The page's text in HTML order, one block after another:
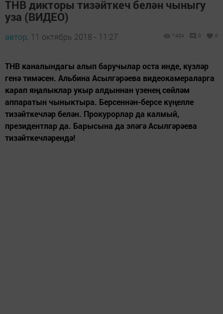
ТНВ дикторы тизәйткеч белән чыныгу
уза (ВИДЕО)
автор, 11 октябрь 2018 - 11:27 1454 0 0
ТНВ каналындагы алып баручылар оста инде, күзләр
генә тимәсен. Альбина Асылгәрәева видеокамераларга
карап яңалыклар укыр алдыннан үзенең сөйләм
аппаратын чыныктыра. Берсеннән-берсе күңелле
тизәйткечләр белән. Прокурорлар да калмый,
президентлар да. Барысына да эләгә Асылгәрәева
тизәйткечләрендә!